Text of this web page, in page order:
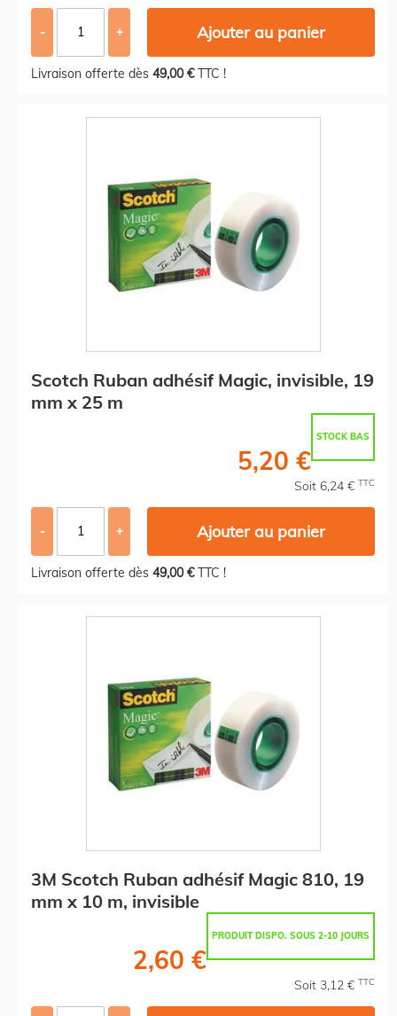
- + Ajouter au panier
Livraison offerte dès 49,00 €TTC !
Scotch Ruban adhésif Magic, invisible, 19
mm x 25 m
STOCK BAS
5,20 €
Soit 6,24 € TTC
- + Ajouter au panier
Livraison offerte dès 49,00 €TTC !
3M Scotch Ruban adhésif Magic 810, 19
mm x 10 m, invisible
PRODUIT DISPO. SOUS 2-10 JOURS
2,60 €
Soit 3,12 € TTC